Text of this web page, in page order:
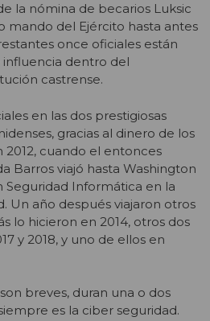
la nómina de becarios Luksic
mando del Ejército hasta antes
once oficiales están
influencia dentro del
castrense.
en las dos prestigiosas
gracias al dinero de los
2012, cuando el entonces
Barros viajó hasta Washington
Seguridad Informática en la
Un año después viajaron otros
lo hicieron en 2014, otros dos
y 2018, y uno de ellos en
breves, duran una o dos
es la ciber seguridad.